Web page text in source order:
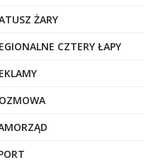
ŻARY
CZTERY ŁAPY